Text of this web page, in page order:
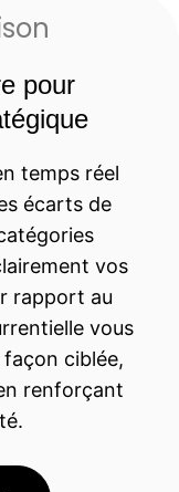
pour
temps réel
écarts de
vos
rapport au
vous
façon ciblée,
renforçant